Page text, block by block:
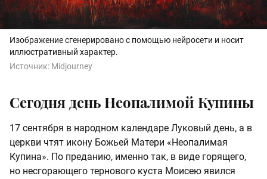
Изображение сгенерировано с помощью нейросети и носит
иллюстративный характер.
Источник: Midjourney
Сегодня день Неопалимой Купины
17 сентября в народном календаре Луковый день, а в
церкви чтят икону Божьей Матери «Неопалимая
Купина». По преданию, именно так, в виде горящего,
но несгорающего тернового куста Моисею явился